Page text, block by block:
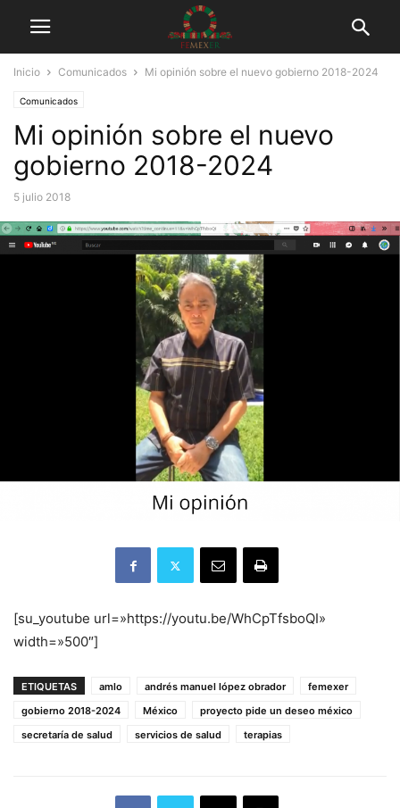
Inicio Comunicados Mi opinión sobre el nuevo gobierno 2018-2024
Comunicados
Mi opinión sobre el nuevo
gobierno 2018-2024
5 julio 2018
[su_youtube url=»https://youtu.be/WhCpTfsboQI»
width=»500″]
ETIQUETAS amlo andrés manuel lópez obrador
femexer
gobierno 2018-2024
México
proyecto pide un deseo méxico
secretaría de salud
servicios de salud terapias